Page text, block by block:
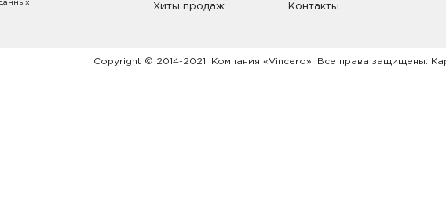
Хиты продаж Контакты
Copyright © 2014-2021. Компания «Vincero». Все права защищены.